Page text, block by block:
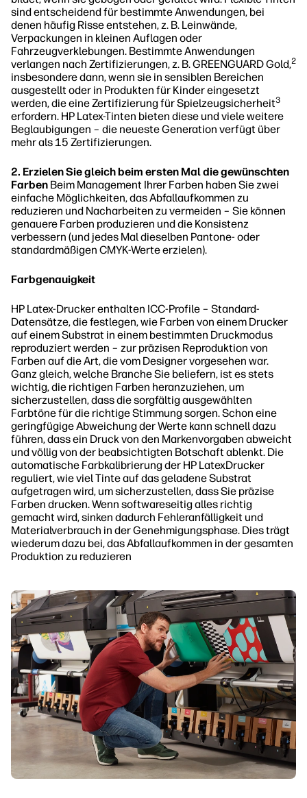
sind entscheidend für bestimmte Anwendungen, bei
denen häufig Risse entstehen, z. B. Leinwände,
Verpackungen in kleinen Auflagen oder
Fahrzeugverklebungen. Bestimmte Anwendungen
verlangen nach Zertifizierungen, z. B. GREENGUARD Gold,2
insbesondere dann, wenn sie in sensiblen Bereichen
ausgestellt oder in Produkten für Kinder eingesetzt
werden, die eine Zertifizierung für Spielzeugsicherheit3
erfordern. HP Latex-Tinten bieten diese und viele weitere
Beglaubigungen – die neueste Generation verfügt über
mehr als 15 Zertifizierungen.
2. Erzielen Sie gleich beim ersten Mal die gewünschten
Farben Beim Management Ihrer Farben haben Sie zwei
einfache Möglichkeiten, das Abfallaufkommen zu
reduzieren und Nacharbeiten zu vermeiden – Sie können
genauere Farben produzieren und die Konsistenz
verbessern (und jedes Mal dieselben Pantone- oder
standardmäßigen CMYK-Werte erzielen).
Farbgenauigkeit
HP Latex-Drucker enthalten ICC-Profile – Standard-
Datensätze, die festlegen, wie Farben von einem Drucker
auf einem Substrat in einem bestimmten Druckmodus
reproduziert werden – zur präzisen Reproduktion von
Farben auf die Art, die vom Designer vorgesehen war.
Ganz gleich, welche Branche Sie beliefern, ist es stets
wichtig, die richtigen Farben heranzuziehen, um
sicherzustellen, dass die sorgfältig ausgewählten
Farbtöne für die richtige Stimmung sorgen. Schon eine
geringfügige Abweichung der Werte kann schnell dazu
führen, dass ein Druck von den Markenvorgaben abweicht
und völlig von der beabsichtigten Botschaft ablenkt. Die
automatische Farbkalibrierung der HP LatexDrucker
reguliert, wie viel Tinte auf das geladene Substrat
aufgetragen wird, um sicherzustellen, dass Sie präzise
Farben drucken. Wenn softwareseitig alles richtig
gemacht wird, sinken dadurch Fehleranfälligkeit und
Materialverbrauch in der Genehmigungsphase. Dies trägt
wiederum dazu bei, das Abfallaufkommen in der gesamten
Produktion zu reduzieren